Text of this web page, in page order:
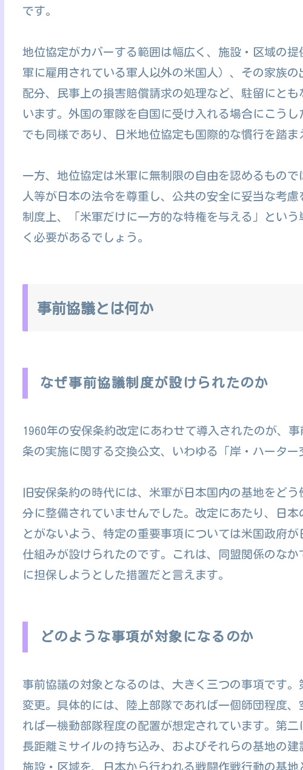
です。
地位協定がカバーする範囲は幅広く、施設・区域の
軍に雇用されている軍人以外の米国人）、その家族
配分、民事上の損害賠償請求の処理など、駐留にと
います。外国の軍隊を自国に受け入れる場合にこうし
でも同様であり、日米地位協定も国際的な慣行を踏ま
一方、地位協定は米軍に無制限の自由を認めるもの
人等が日本の法令を尊重し、公共の安全に妥当な考
制度上、「米軍だけに一方的な特権を与える」とい
く必要があるでしょう。
事前協議とは何か
なぜ事前協議制度が設けられたのか
1960年の安保条約改定にあわせて導入されたのが、
条の実施に関する交換公文、いわゆる「岸・ハーター
旧安保条約の時代には、米軍が日本国内の基地をど
分に整備されていませんでした。改定にあたり、日
とがないよう、特定の重要事項については米国政府
仕組みが設けられたのです。これは、同盟関係のな
に担保しようとした措置だと言えます。
どのような事項が対象になるのか
事前協議の対象となるのは、大きく三つの事項です
変更。具体的には、陸上部隊であれば一個師団程度
れば一機動部隊程度の配置が想定されています。第
長距離ミサイルの持ち込み、およびそれらの基地の
施設・区域を、日本から行われる戦闘作戦行動の基